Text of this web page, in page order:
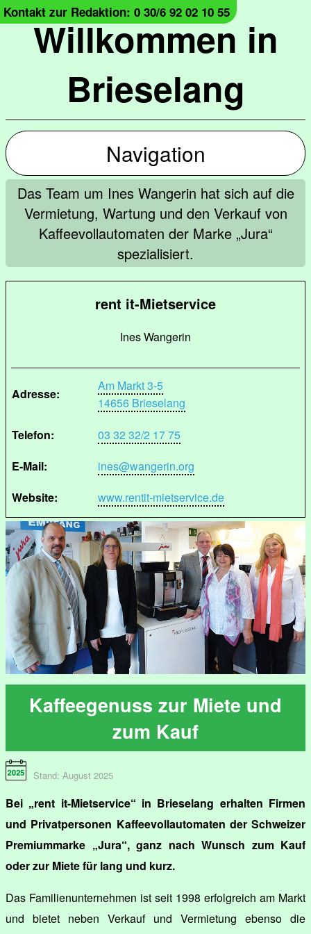
Willkommen in
Brieselang
Kontakt zur Redaktion: 0 30/6 92 02 10 55
Navigation
Das Team um Ines Wangerin hat sich auf die
Vermietung, Wartung und den Verkauf von
Kaffeevollautomaten der Marke „Jura“
spezialisiert.
rent it-Mietservice
Ines Wangerin
Adresse:
Am Markt 3-5
14656 Brieselang
Telefon:
03 32 32/2 17 75
E-Mail:
ines@wangerin.org
Website:
www.rentit-mietservice.de
Kaffeegenuss zur Miete und
zum Kauf
Stand: August 2025
Bei „rent it-Mietservice“ in Brieselang erhalten Firmen
und Privatpersonen Kaffeevollautomaten der Schweizer
Premiummarke „Jura“, ganz nach Wunsch zum Kauf
oder zur Miete für lang und kurz.
Das Familienunternehmen ist seit 1998 erfolgreich am Markt
und bietet neben Verkauf und Vermietung ebenso die